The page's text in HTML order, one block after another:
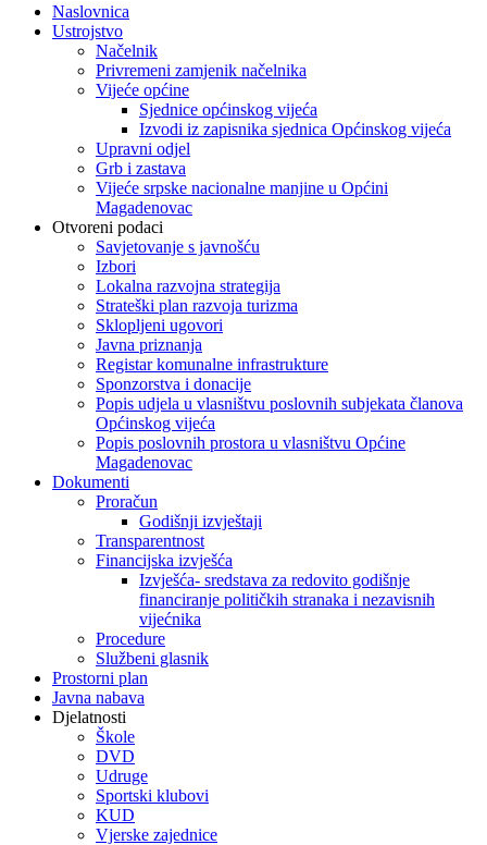
Naslovnica
Ustrojstvo
Načelnik
Privremeni zamjenik načelnika
Vijeće općine
Sjednice općinskog vijeća
Izvodi iz zapisnika sjednica Općinskog vijeća
Upravni odjel
Grb i zastava
Vijeće srpske nacionalne manjine u Općini
Magadenovac
Otvoreni podaci
Savjetovanje s javnošću
Izbori
Lokalna razvojna strategija
Strateški plan razvoja turizma
Sklopljeni ugovori
Javna priznanja
Registar komunalne infrastrukture
Sponzorstva i donacije
Popis udjela u vlasništvu poslovnih subjekata članova
Općinskog vijeća
Popis poslovnih prostora u vlasništvu Općine
Magadenovac
Dokumenti
Proračun
Godišnji izvještaji
Transparentnost
Financijska izvješća
Izvješća- sredstava za redovito godišnje
financiranje političkih stranaka i nezavisnih
vijećnika
Procedure
Službeni glasnik
Prostorni plan
Javna nabava
Djelatnosti
Škole
DVD
Udruge
Sportski klubovi
KUD
Vjerske zajednice